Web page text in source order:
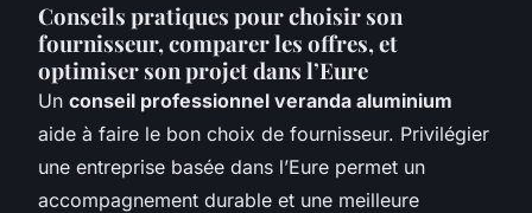
Conseils pratiques pour choisir son
fournisseur, comparer les offres, et
optimiser son projet dans l’Eure
Un conseil professionnel veranda aluminium
aide à faire le bon choix de fournisseur. Privilégier
une entreprise basée dans l’Eure permet un
accompagnement durable et une meilleure